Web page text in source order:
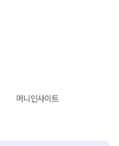
머니인사이트